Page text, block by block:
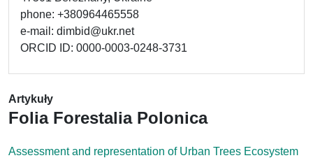
phone: +380964465558
e-mail: dimbid@ukr.net
ORCID ID: 0000-0003-0248-3731
Artykuły
Folia Forestalia Polonica
Assessment and representation of Urban Trees Ecosystem